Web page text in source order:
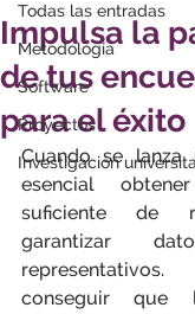
Todas las entradas
Metodología
Software
Proyectos
Investigación
Impulsa la
de tus
para el éxito
Cuando se lanza
esencial
suficiente de
garantizar
conseguir que